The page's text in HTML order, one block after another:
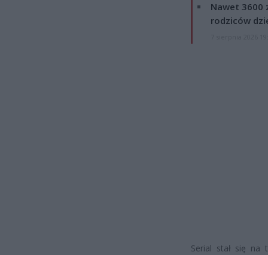
Nawet 3600
rodziców
Serial stał się na